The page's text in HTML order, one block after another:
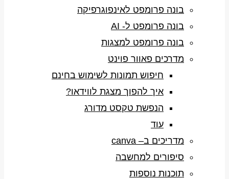
בונה פרומפט לאינפוגרפיקה
בונה פרומפט ל- AI
בונה פרומפט למצגות
מדרכים פאוור פוינט
חיפוש תמונות לשימוש בחינם
איך להפוך מצגת לווידאו?
הנפשת טקסט מדורג
עוד
מדריכים ב– canva
סיפורים למחשבה
תוכנות נוספות